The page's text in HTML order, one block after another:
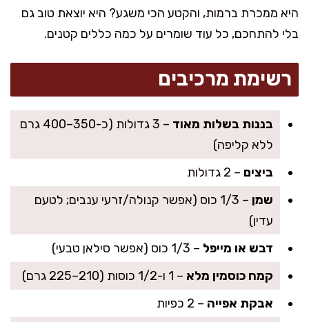
היא ממכרת ברמות, והקטע הכי משגע? היא יוצאת טוב גם
בלי להתחכם, כל עוד שומרים על כמה כללים קטנים.
רשימת מרכיבים
בננות בשלות מאוד
– 3 גדולות (כ-350–400 גרם
ללא קליפה)
ביצים – 2 גדולות
שמן
– 1/3 כוס (אפשר קנולה/זרעי ענבים; לטעם
עדין)
דבש או מייפל – 1/3 כוס (אפשר סילאן טבעי)
קמח כוסמין מלא – 1 ו-1/2 כוסות (210–225 גרם)
אבקת אפייה – 2 כפיות